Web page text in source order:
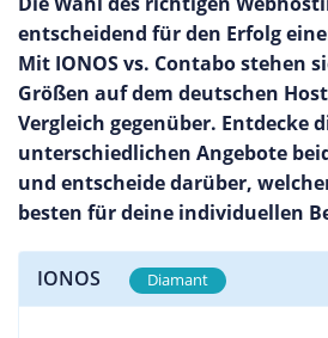
entscheidend für den Erfolg
Mit IONOS vs. Contabo stehen
Größen auf dem deutschen
Vergleich gegenüber. Entdecke
unterschiedlichen Angebote
und entscheide darüber,
besten für deine individuellen
IONOS Diamant